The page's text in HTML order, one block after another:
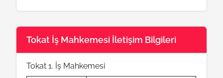
Tokat İş Mahkemesi İletişim Bilgileri
Tokat 1. İş Mahkemesi